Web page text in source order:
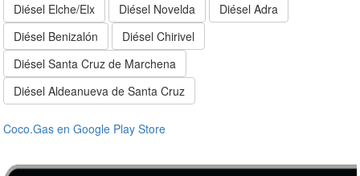
Diésel Elche/Elx Diésel Novelda
Diésel Adra
Diésel Benizalón
Diésel Chirivel
Diésel Santa Cruz de Marchena
Diésel Aldeanueva de Santa Cruz
Coco.Gas en Google Play Store